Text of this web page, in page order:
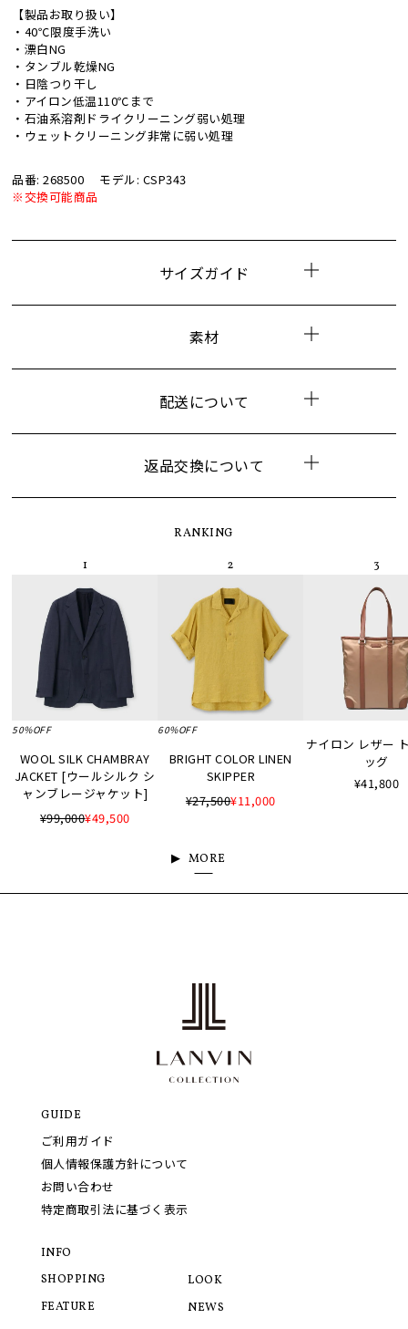
【製品お取り扱い】
・40℃限度手洗い
・漂白NG
・タンブル乾燥NG
・日陰つり干し
・アイロン低温110℃まで
・石油系溶剤ドライクリーニング弱い処理
・ウェットクリーニング非常に弱い処理
品番: 268500
モデル: CSP343
※交換可能商品
サイズガイド
素材
配送について
返品交換について
RANKING
50%OFF
WOOL SILK CHAMBRAY
JACKET [ウールシルク シ
ャンブレージャケット]
¥99,000¥49,500
60%OFF
BRIGHT COLOR LINEN
SKIPPER
¥27,500¥11,000
ナイロン レザー
ッグ
¥41,800
MORE
GUIDE
ご利用ガイド
個人情報保護方針について
お問い合わせ
特定商取引法に基づく表示
INFO
SHOPPING
FEATURE
LOOK
NEWS